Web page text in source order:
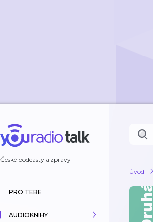
České podcasty a zprávy
PRO TEBE
AUDIOKNIHY
Úvod